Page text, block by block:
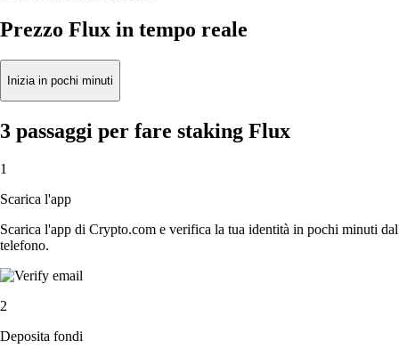
Prezzo Flux in tempo reale
Inizia in pochi minuti
3 passaggi per fare staking Flux
1
Scarica l'app
Scarica l'app di Crypto.com e verifica la tua identità in pochi minuti dal
telefono.
2
Deposita fondi